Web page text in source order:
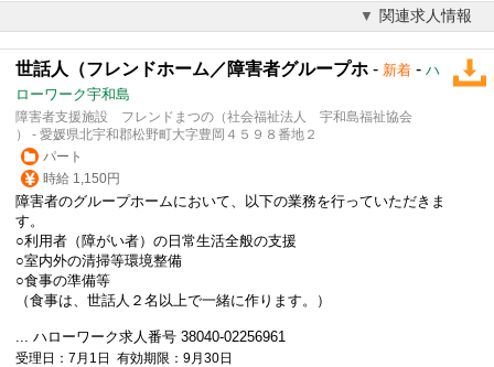
関連求人情報
世話人（フレンドホーム／障害者グループホ - 新着 - ハ
ローワーク宇和島
障害者支援施設 フレンドまつの（社会福祉法人 宇和島福祉協会
） - 愛媛県北宇和郡松野町大字豊岡４５９８番地２
パート
時給 1,150円
障害者のグループホームにおいて、以下の業務を行っていただきま
す。
○利用者（障がい者）の日常生活全般の支援
○室内外の清掃等環境整備
○食事の準備等
（食事は、世話人２名以上で一緒に作ります。）
... ハローワーク求人番号 38040-02256961
受理日：7月1日 有効期限：9月30日